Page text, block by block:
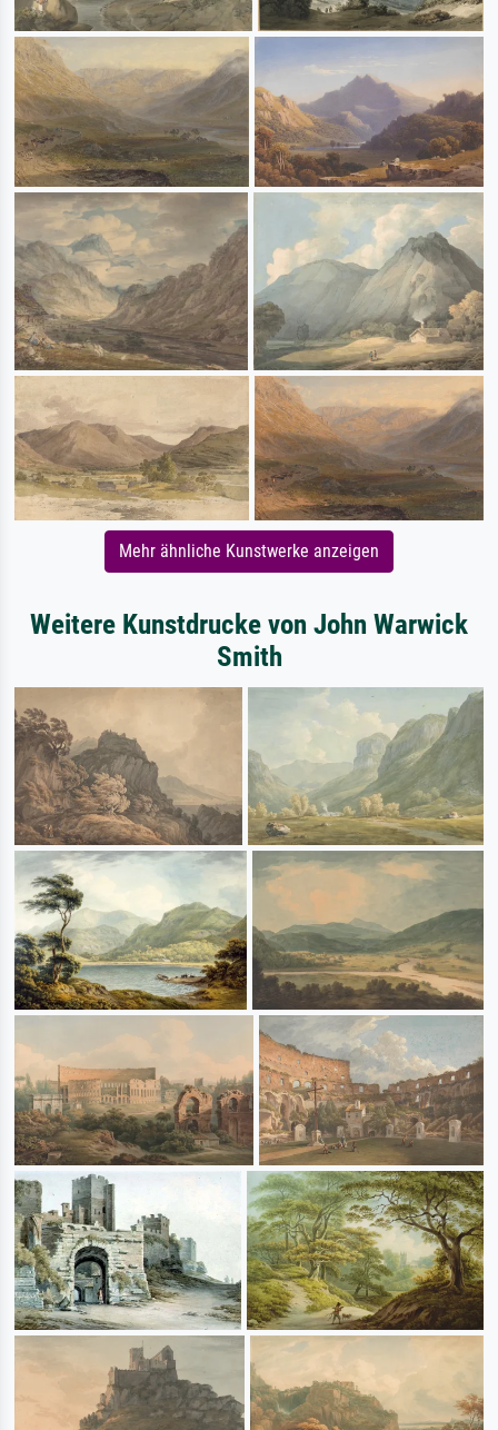
Mehr ähnliche Kunstwerke anzeigen
Weitere Kunstdrucke von John Warwick
Smith